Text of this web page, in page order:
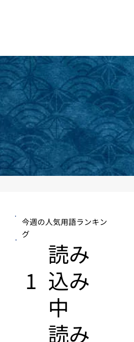
今週の人気用語ランキン
グ
1
​読み
込み
中
​読み